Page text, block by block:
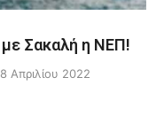
με Σακαλή η ΝΕΠ!
8 Απριλίου 2022